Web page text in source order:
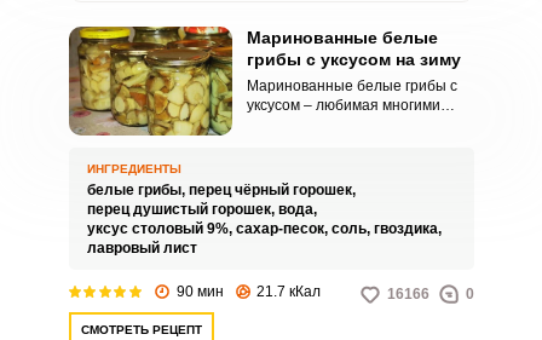
Маринованные белые
грибы с уксусом на зиму
Маринованные белые грибы с
уксусом – любимая многими
белые грибы на зиму несложно.
ИНГРЕДИЕНТЫ
белые грибы, перец чёрный горошек,
перец душистый горошек, вода,
уксус столовый 9%, сахар-песок, соль, гвоздика,
лавровый лист
90 мин 21.7 кКал 16166 0
СМОТРЕТЬ РЕЦЕПТ